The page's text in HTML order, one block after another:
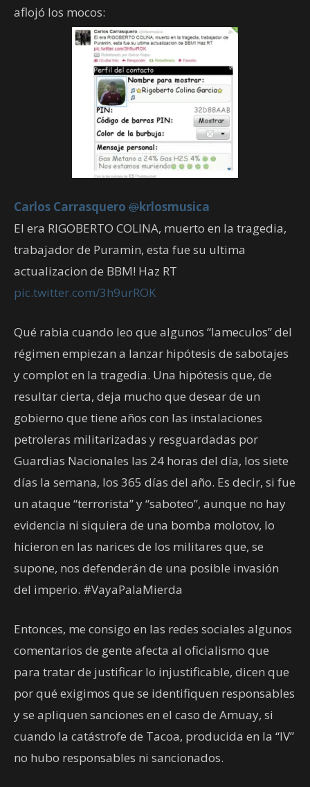
aflojó los mocos:
Carlos Carrasquero @krlosmusica
El era RIGOBERTO COLINA, muerto en la tragedia,
trabajador de Puramin, esta fue su ultima
actualizacion de BBM! Haz RT
pic.twitter.com/3h9urROK
Qué rabia cuando leo que algunos “lameculos” del
régimen empiezan a lanzar hipótesis de sabotajes
y complot en la tragedia. Una hipótesis que, de
resultar cierta, deja mucho que desear de un
gobierno que tiene años con las instalaciones
petroleras militarizadas y resguardadas por
Guardias Nacionales las 24 horas del día, los siete
días la semana, los 365 días del año. Es decir, si fue
un ataque “terrorista” y “saboteo”, aunque no hay
evidencia ni siquiera de una bomba molotov, lo
hicieron en las narices de los militares que, se
supone, nos defenderán de una posible invasión
del imperio. #VayaPalaMierda
Entonces, me consigo en las redes sociales algunos
comentarios de gente afecta al oficialismo que
para tratar de justificar lo injustificable, dicen que
por qué exigimos que se identifiquen responsables
y se apliquen sanciones en el caso de Amuay, si
cuando la catástrofe de Tacoa, producida en la “IV”
no hubo responsables ni sancionados.